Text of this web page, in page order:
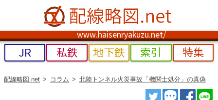
www.haisenryakuzu.net/
JR 私鉄 地下鉄 索引 特集
配線略図.net コラム 北陸トンネル火災事故「機関士処分」の真偽
ツイートトゥート
シェ